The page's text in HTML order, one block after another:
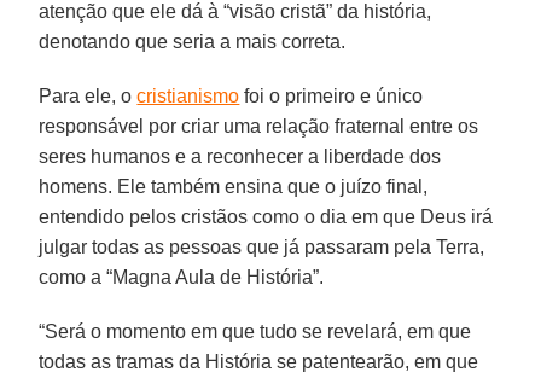
atenção que ele dá à “visão cristã” da história,
denotando que seria a mais correta.
Para ele, ocristianismo foi o primeiro e único
responsável por criar uma relação fraternal entre os
seres humanos e a reconhecer a liberdade dos
homens. Ele também ensina que o juízo final,
entendido pelos cristãos como o dia em que Deus irá
julgar todas as pessoas que já passaram pela Terra,
como a “Magna Aula de História”.
“Será o momento em que tudo se revelará, em que
todas as tramas da História se patentearão, em que